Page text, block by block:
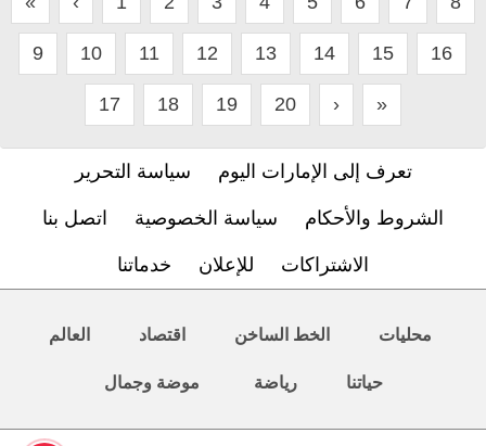
9 10 11 12 13 14 15 16
17 18 19 20 › »
تعرف إلى الإمارات اليوم سياسة التحرير
الشروط والأحكام سياسة الخصوصية اتصل بنا
الاشتراكات للإعلان خدماتنا
محليات الخط الساخن اقتصاد العالم
حياتنا رياضة موضة وجمال